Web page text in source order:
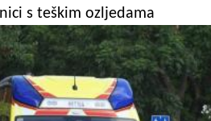
s teškim ozljedama